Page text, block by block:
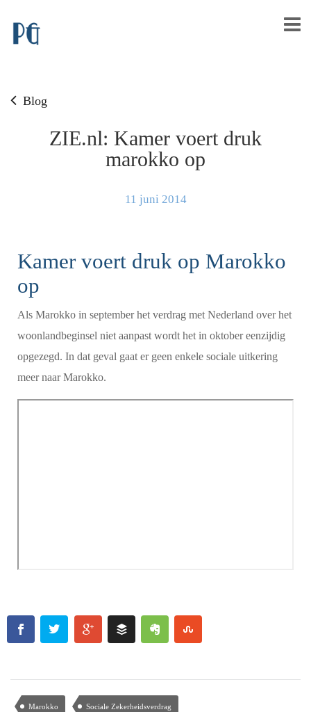
Blog
ZIE.nl: Kamer voert druk
marokko op
11 juni 2014
Kamer voert druk op Marokko
op
Als Marokko in september het verdrag met Nederland over het
woonlandbeginsel niet aanpast wordt het in oktober eenzijdig
opgezegd. In dat geval gaat er geen enkele sociale uitkering
meer naar Marokko.
Marokko Sociale Zekerheidsverdrag